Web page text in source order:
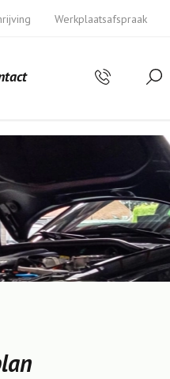
Werkplaatsafspraak